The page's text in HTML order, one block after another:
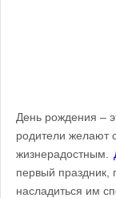
День рождения –
родители желают
жизнерадостным.
первый праздник,
насладиться им